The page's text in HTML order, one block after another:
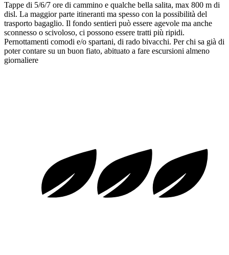
Tappe di 5/6/7 ore di cammino e qualche bella salita, max 800 m di
disl. La maggior parte itineranti ma spesso con la possibilità del
trasporto bagaglio. Il fondo sentieri può essere agevole ma anche
sconnesso o scivoloso, ci possono essere tratti più ripidi.
Pernottamenti comodi e/o spartani, di rado bivacchi. Per chi sa già di
poter contare su un buon fiato, abituato a fare escursioni almeno
giornaliere